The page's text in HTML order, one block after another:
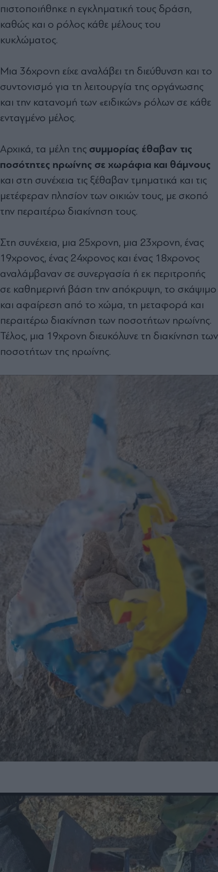
πιστοποιήθηκε η εγκληματική τους δράση,
καθώς και ο ρόλος κάθε μέλους του
κυκλώματος.
Μια 36χρονη είχε αναλάβει τη διεύθυνση και το
συντονισμό για τη λειτουργία της οργάνωσης
και την κατανομή των «ειδικών» ρόλων σε κάθε
ενταγμένο μέλος.
Αρχικά, τα μέλη της συμμορίας έθαβαν τις
ποσότητες ηρωίνης σε χωράφια και θάμνους
και στη συνέχεια τις ξέθαβαν τμηματικά και τις
μετέφεραν πλησίον των οικιών τους, με σκοπό
την περαιτέρω διακίνηση τους.
Στη συνέχεια, μια 25χρονη, μια 23χρονη, ένας
19χρονος, ένας 24χρονος και ένας 18χρονος
αναλάμβαναν σε συνεργασία ή εκ περιτροπής
σε καθημερινή βάση την απόκρυψη, το σκάψιμο
και αφαίρεση από το χώμα, τη μεταφορά και
περαιτέρω διακίνηση των ποσοτήτων ηρωίνης.
Τέλος, μια 19χρονη διευκόλυνε τη διακίνηση των
ποσοτήτων της ηρωίνης.